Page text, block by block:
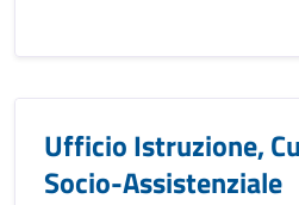
Ufficio Istruzione,
Socio-Assistenziale